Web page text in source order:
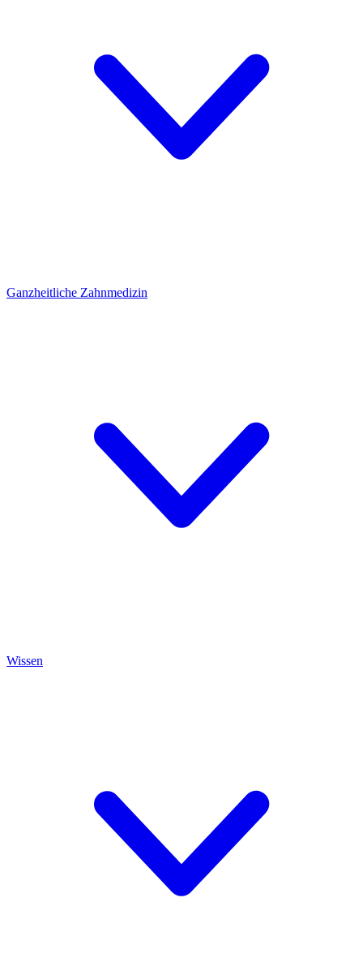
Ganzheitliche Zahnmedizin
Wissen